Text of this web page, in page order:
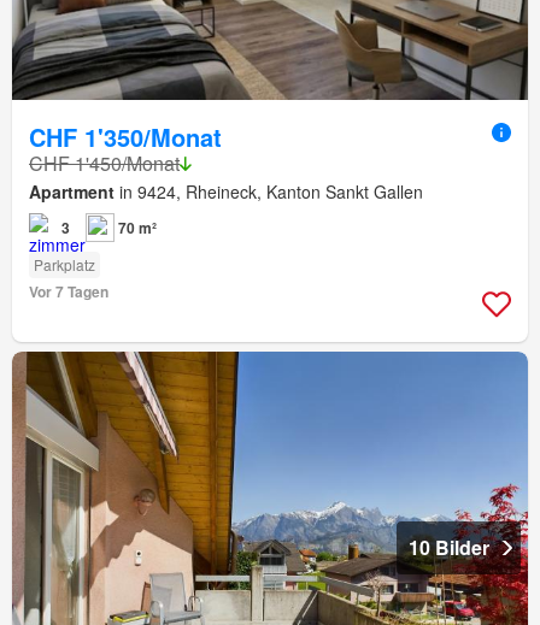
CHF 1'350/Monat
CHF 1'450/Monat
Apartment in 9424, Rheineck, Kanton Sankt Gallen
3 70 m²
Parkplatz
Vor 7 Tagen
10 Bilder